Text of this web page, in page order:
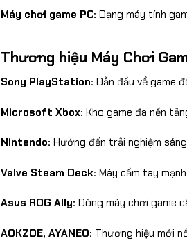
Máy chơi game PC: Dạng máy tính
Thương hiệu Máy Chơi
Sony PlayStation: Dẫn đầu về game
Microsoft Xbox: Kho game đa nền
Nintendo: Hướng đến trải nghiệm
Valve Steam Deck: Máy cầm tay
Asus ROG Ally: Dòng máy chơi game
AOKZOE, AYANEO: Thương hiệu mới